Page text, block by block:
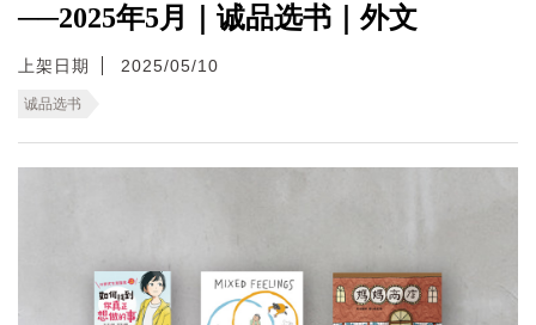
──2025年5月｜诚品选书｜外文
上架日期 2025/05/10
诚品选书